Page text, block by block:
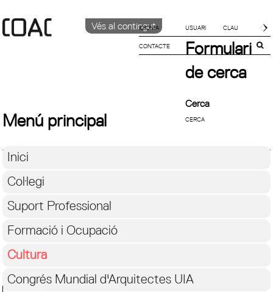
Vés al contingut
IDIOMA
CATALÀ
CONTACTE
Formulari
de cerca
Cerca
Menú principal
Inici
Col·legi
Suport Professional
Formació i Ocupació
Cultura
Congrés Mundial d'Arquitectes UIA